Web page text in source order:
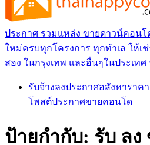
ประกาศ รวมแหล่ง ขายดาวน์คอน
ใหม่ครบทุกโครงการ ทุกทำเล ให้
สอง ในกรุงเทพ และอื่นๆในประเท
รับจ้างลงประกาศอสังหาราค
โพสต์ประกาศขายคอนโด
ป้ายกำกับ: รับ ล